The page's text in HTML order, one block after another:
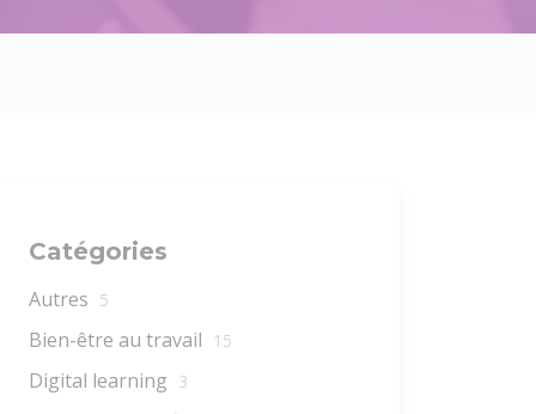
Catégories
Autres 5
Bien-être au travail 15
Digital learning 3